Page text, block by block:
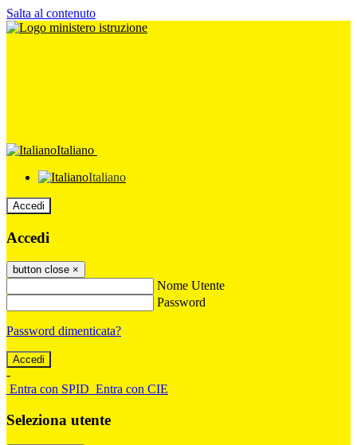
Salta al contenuto
Italiano
Italiano
Accedi
Accedi
button close ×
Nome Utente
Password
Password dimenticata?
-
Entra con SPID Entra con CIE
Seleziona utente